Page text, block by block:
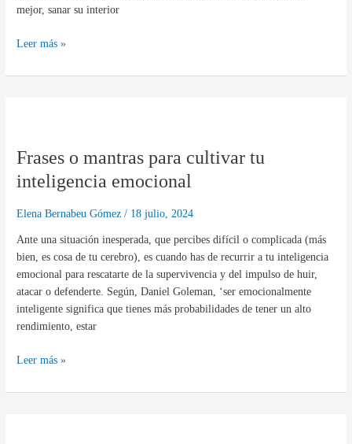
mejor, sanar su interior
Leer más »
Frases o mantras para cultivar tu
inteligencia emocional
Elena Bernabeu Gómez/ 18 julio, 2024
Ante una situación inesperada, que percibes difícil o complicada (más
bien, es cosa de tu cerebro), es cuando has de recurrir a tu inteligencia
emocional para rescatarte de la supervivencia y del impulso de huir,
atacar o defenderte. Según, Daniel Goleman, ‘ser emocionalmente
inteligente significa que tienes más probabilidades de tener un alto
rendimiento, estar
mantras
cultivar
emocional
Leer más »